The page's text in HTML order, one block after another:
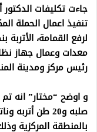
جاءت تكليفات الدكتور
تنفيذ اعمال الحملة
لرفع القمامة،
معدات وعمال جهاز
رئيس مركز ومدينة
صلبه و20 طن